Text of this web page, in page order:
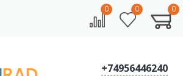
0 0 0
+74956446240